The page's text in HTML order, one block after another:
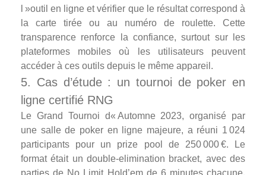
l »outil en ligne et vérifier que le résultat correspond à
la carte tirée ou au numéro de roulette. Cette
transparence renforce la confiance, surtout sur les
plateformes mobiles où les utilisateurs peuvent
accéder à ces outils depuis le même appareil.
5. Cas d’étude : un tournoi de poker en
ligne certifié RNG
Le Grand Tournoi d« Automne 2023, organisé par
une salle de poker en ligne majeure, a réuni 1 024
participants pour un prize pool de 250 000 €. Le
format était un double‑elimination bracket, avec des
parties de No Limit Hold’em de 6 minutes chacune.